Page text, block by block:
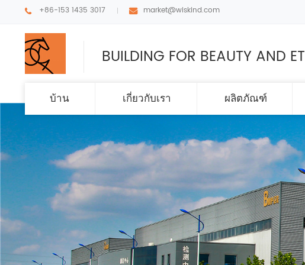
+86-153 1435 3017 market@wiskind.com
BUILDING FOR BEAUTY AND
บ้าน เกี่ยวกับเรา ผลิตภัณฑ์